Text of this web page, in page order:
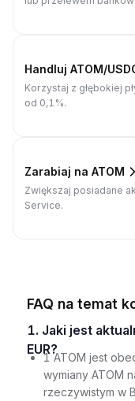
Handluj ATOM/
Korzystaj z głębokiej
od 0,1%.
Zarabiaj na ATOM
Zwiększaj posiadane
Service.
FAQ na temat
1. Jaki jest aktualny kurs wymiany ATOM na
EUR?
1 ATOM jest
wymiany ATOM
rzeczywistym w